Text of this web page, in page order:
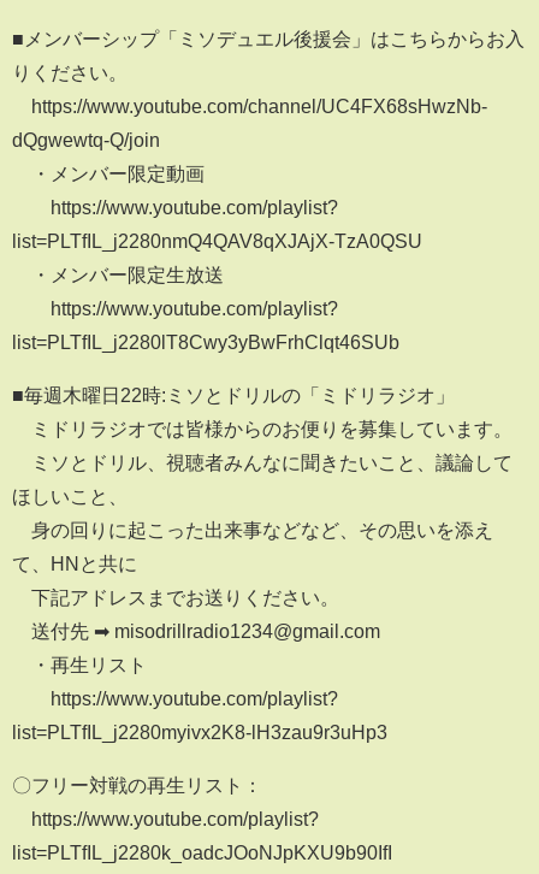
■メンバーシップ「ミソデュエル後援会」はこちらからお入
りください。
https://www.youtube.com/channel/UC4FX68sHwzNb-
dQgwewtq-Q/join
・メンバー限定動画
https://www.youtube.com/playlist?
list=PLTfIL_j2280nmQ4QAV8qXJAjX-TzA0QSU
・メンバー限定生放送
https://www.youtube.com/playlist?
list=PLTfIL_j2280lT8Cwy3yBwFrhClqt46SUb
■毎週木曜日22時:ミソとドリルの「ミドリラジオ」
ミドリラジオでは皆様からのお便りを募集しています。
ミソとドリル、視聴者みんなに聞きたいこと、議論して
ほしいこと、
身の回りに起こった出来事などなど、その思いを添え
て、HNと共に
下記アドレスまでお送りください。
送付先 ➡ misodrillradio1234@gmail.com
・再生リスト
https://www.youtube.com/playlist?
list=PLTfIL_j2280myivx2K8-lH3zau9r3uHp3
〇フリー対戦の再生リスト：
https://www.youtube.com/playlist?
list=PLTfIL_j2280k_oadcJOoNJpKXU9b90IfI